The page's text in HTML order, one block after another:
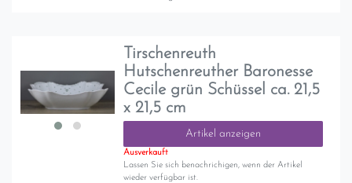
Tirschenreuth
Hutschenreuther Baronesse
Cecile grün Schüssel ca. 21,5
x 21,5 cm
Artikel anzeigen
Ausverkauft
Lassen Sie sich benachrichigen, wenn der Artikel
wieder verfügbar ist.